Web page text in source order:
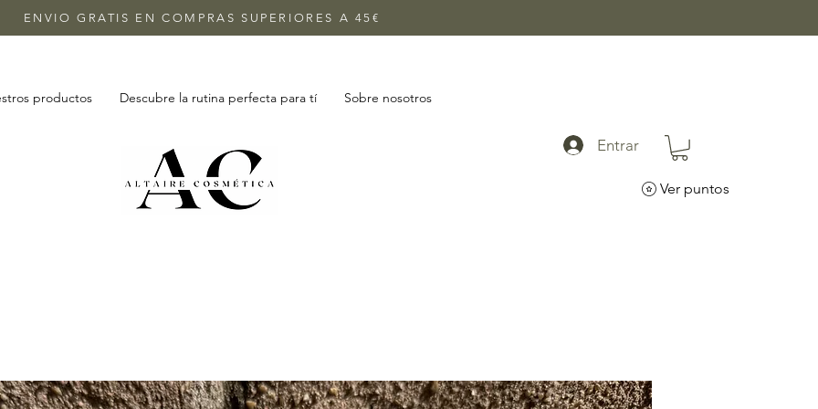
ENVIO GRATIS EN COMPRAS SUPERIORES A 45€
Entrar
productos Descubre la rutina perfecta para tí Sobre nosotros
Ver puntos